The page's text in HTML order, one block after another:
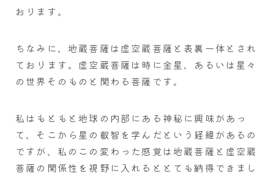
おります。
ちなみに、地蔵菩薩は虚空蔵菩薩と表裏一体とされ
ております。虚空蔵菩薩は時に金星、あるいは星々
の世界そのものと関わる菩薩です。
私はもともと地球の内部にある神秘に興味があっ
て、そこから星の叡智を学んだという経緯があるの
ですが、私のこの変わった感覚は地蔵菩薩と虚空蔵
菩薩の関係性を視野に入れるととても納得できまし